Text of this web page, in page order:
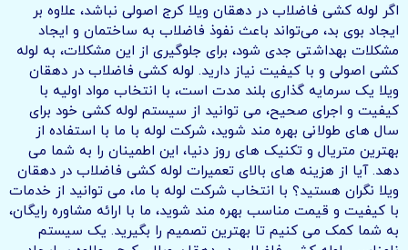
اگر لوله کشی فاضلاب در دهقان ویلا کرج اصولی نباشد، علاوه بر
ایجاد بوی بد، می‌تواند باعث نفوذ فاضلاب به ساختمان و ایجاد
مشکلات بهداشتی جدی شود، برای جلوگیری از این مشکلات، به لوله
کشی اصولی و با کیفیت نیاز دارید. لوله کشی فاضلاب در دهقان
ویلا یک سرمایه گذاری بلند مدت است، با انتخاب مواد اولیه با
کیفیت و اجرای صحیح، می توانید از سیستم لوله کشی خود برای
سال های طولانی بهره مند شوید، شرکت لوله با ما با استفاده از
بهترین متریال و تکنیک های روز دنیا، این اطمینان را به شما می
دهد. آیا از هزینه های بالای تعمیرات لوله کشی فاضلاب در دهقان
ویلا نگران هستید؟ با انتخاب شرکت لوله با ما، می توانید از خدمات
با کیفیت و قیمت مناسب بهره مند شوید، ما با ارائه مشاوره رایگان،
به شما کمک می کنیم تا بهترین تصمیم را بگیرید. یک سیستم